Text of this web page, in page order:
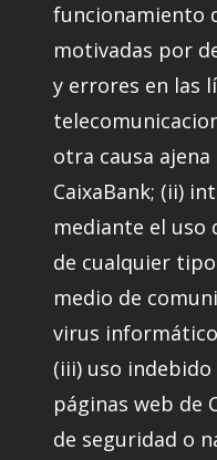
funcionamiento
motivadas por
y errores en las
otra causa
CaixaBank; (ii)
mediante el uso
de cualquier
medio de
virus
(iii) uso indebido
páginas web de
de seguridad o